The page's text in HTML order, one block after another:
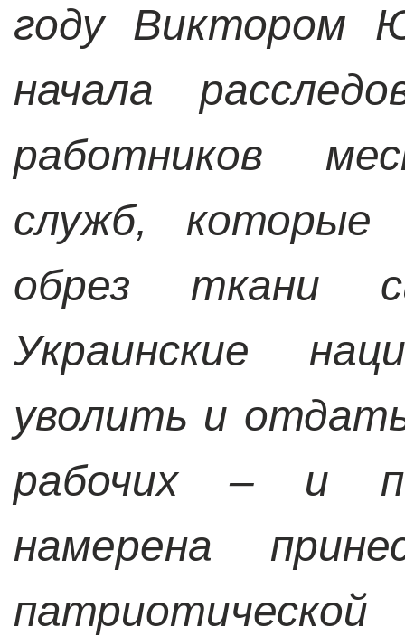
году Виктором
начала
работников
служб, которые
обрез ткани
Украинские
уволить и
рабочих – и
намерена